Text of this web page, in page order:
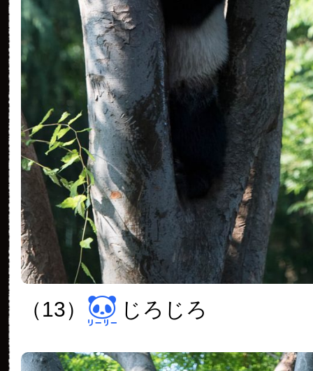
（13） じろじろ